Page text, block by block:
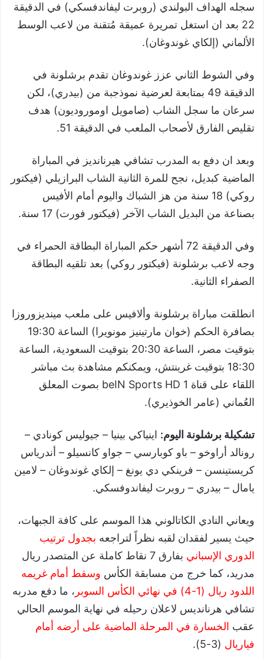
سجله الهداف البولندي (روبرت ليفاندفسكي) في الدقيقة
22 بعد ان استغل تمريرة عميقة مُتقنة من لاعب الوسط
الألماني (إلكاي غوندوغان).
وفي الشوط الثاني عزز غوندوغان تقدم برشلونة في
الدقيقة 49 بمتابعة لعرضية نموذجبة من (بيدري)، لكن
سرعان ما سجل الشاب (صامويل اوموروديون) هدف
تقليص الفارق لأصحاب الملعب في الدقيقة 51.
وبعد ان دفع به المدرب تشافي هيرنانديز في المباراة
الماضية كبديل، نجح للمرة الثانية الشاب البرازيلي (فيكتور
روكي) 18 سنة من هز الشباك واليوم أمام الأفيس
بصناعة من البديل الشاب الآخر (فيكتور فورت) 17 سنة.
وفي الدقيقة 72 أشهر حكم المباراة البطاقة الحمراء في
وجه لاعب برشلونة (فيكتور روكي) بعد تلقيه البطاقة
الصفراء الثانية.
انطلقت مباراة برشلونة وألافيس على ملعب مينديزوروزا
بصافرة الحكم (خوان مارتينيز مونويرا) الساعة 19:30
بتوقيت مصر، الساعة 20:30 بتوقيت السعودية، الساعة
18:30 بتوقيت غرينتش، ويمكنكم مشاهدة بث مباشر
اللقاء على قناة beIN Sports HD 1 بصوت المعلق
العُماني (عامر الخوذيري).
تشكيلة برشلونة اليوم: اينياكي بينيا – جيوليس كونادي –
رونالد أراوخو – باو كوبارسي – جواو كانسيلو – أندرياس
كريستينسن – فرينكي دي يونغ – إلكاي غوندوغان – لامين
يامال – بيدري – روبرت ليفاندوفسكي.
ويعاني النادي الكاتالوني هذا الموسم على كافة الجبهات،
حيث يسير لفقدان لقبه نظراً لتراجعه بجدول ترتيب
الدوري الإسباني
بفارق 7 نقاط كاملة عن المتصدر ريال
مدريد، كما خرج من مسابقة الكأس وسقط أمام غريمه
اللدود ريال (1-4) في نهائي الكأس السوبر
، ما دفع مدربه
تشافي هرنانديس لاعلان رحيله في نهاية الموسم الحالي
عقب الخسارة في المرحلة الماضية على أرضه أمام
فياريال (3-5).